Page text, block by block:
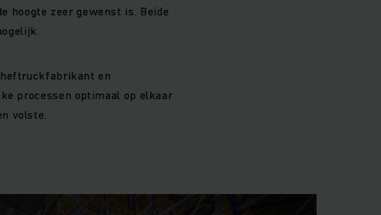
hoogte zeer gewenst is. Beide
en
processen optimaal op elkaar
volste.